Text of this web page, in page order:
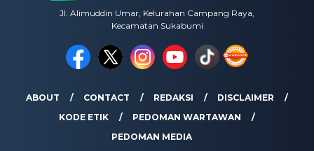
Jl. Alimuddin Umar, Kelurahan Campang Raya,
Kecamatan Sukabumi
ABOUT CONTACT REDAKSI
DISCLAIMER
KODE ETIK
PEDOMAN WARTAWAN
PEDOMAN MEDIA